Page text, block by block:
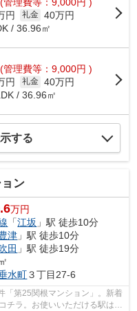
円 礼金 40万円
/ 36.96㎡
(管理費等：9,000円 )
円 礼金 40万円
/ 36.96㎡
する
ン
万円
「江坂 」駅 徒歩10分
津 」駅 徒歩10分
田 」駅 徒歩19分
水町３丁目27-6
「第25関根マンション」。新着
チラ。お使いいただける駅は2